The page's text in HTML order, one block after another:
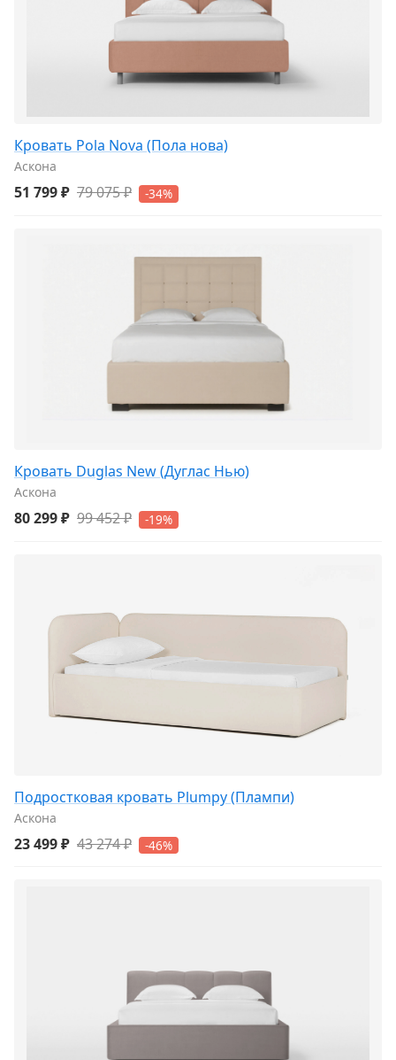
Кровать Pola Nova (Пола нова)
Аскона
51 799 ₽ 79 075 ₽ -34%
Кровать Duglas New (Дуглас Нью)
Аскона
80 299 ₽ 99 452 ₽ -19%
Подростковая кровать Plumpy (Плампи)
Аскона
23 499 ₽ 43 274 ₽ -46%